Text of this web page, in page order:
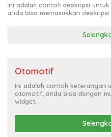
Ini adalah contoh deskripsi
anda bisa memasukkan deskripsi
Otomotif
Ini adalah contoh keterangan
otomotif, anda bisa dengan
widget.